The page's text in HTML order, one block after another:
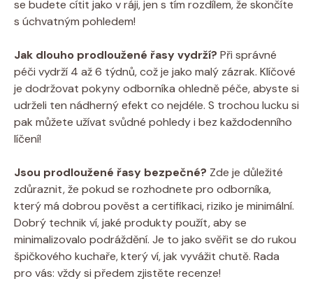
se budete cítit jako v ráji, jen s tím rozdílem, že skončíte
s úchvatným pohledem!
Jak dlouho prodloužené řasy vydrží? Při správné
péči vydrží 4 až 6 týdnů, což je jako malý zázrak. Klíčové
je dodržovat pokyny odborníka ohledně péče, abyste si
udrželi ten nádherný efekt co nejdéle. S trochou lucku si
pak můžete užívat svůdné pohledy i bez každodenního
líčení!
Jsou prodloužené řasy bezpečné? Zde je důležité
zdůraznit, že pokud se rozhodnete pro odborníka,
který má dobrou pověst a certifikaci, riziko je minimální.
Dobrý technik ví, jaké produkty použít, aby se
minimalizovalo podráždění. Je to jako svěřit se do rukou
špičkového kuchaře, který ví, jak vyvážit chutě. Rada
pro vás: vždy si předem zjistěte recenze!